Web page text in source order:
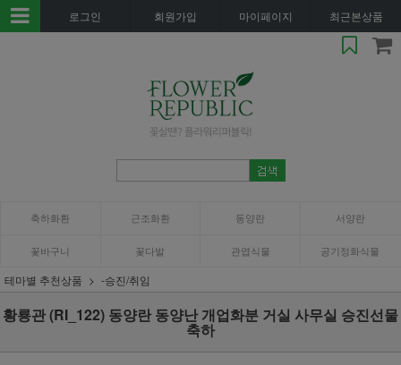
로그인 회원가입 마이페이지 최근본상품
축하화환 근조화환 동양란 서양란
꽃바구니 꽃다발 관엽식물 공기정화식물
테마별 추천상품 -승진/취임
황룡관 (RI_122) 동양란 동양난 개업화분 거실 사무실 승진선물
축하